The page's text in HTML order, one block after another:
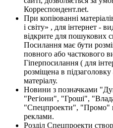
Корреспондент.net.
При копіюванні
і світу» , для інтернет -
відкрите для пошукових
Посилання має бути
повного або часткового
Гіперпосилання ( для
розміщена в
матеріалу.
Новини з позначками
"Регіони", "Гроші",
"Спецпроекти", "Промо"
реклами.
Розділ Спецпроекти